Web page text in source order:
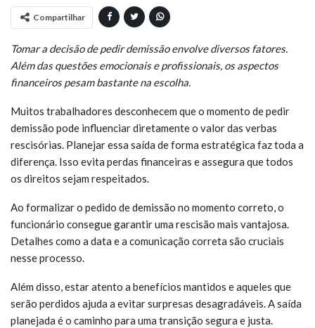
Compartilhar
Tomar a decisão de pedir demissão envolve diversos fatores.
Além das questões emocionais e profissionais, os aspectos
financeiros pesam bastante na escolha.
Muitos trabalhadores desconhecem que o momento de pedir
demissão pode influenciar diretamente o valor das verbas
rescisórias. Planejar essa saída de forma estratégica faz toda a
diferença. Isso evita perdas financeiras e assegura que todos
os direitos sejam respeitados.
Ao formalizar o pedido de demissão no momento correto, o
funcionário consegue garantir uma rescisão mais vantajosa.
Detalhes como a data e a comunicação correta são cruciais
nesse processo.
Além disso, estar atento a benefícios mantidos e aqueles que
serão perdidos ajuda a evitar surpresas desagradáveis. A saída
planejada é o caminho para uma transição segura e justa.